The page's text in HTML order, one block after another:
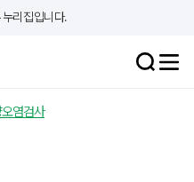
리집입니다.
염검사